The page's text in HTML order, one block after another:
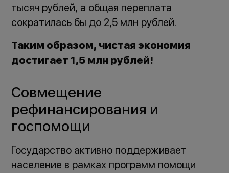
тысяч рублей, а общая переплата
сократилась бы до 2,5 млн рублей.
Таким образом, чистая экономия
достигает 1,5 млн рублей!
Совмещение
рефинансирования и
госпомощи
Государство активно поддерживает
население в рамках программ помощи